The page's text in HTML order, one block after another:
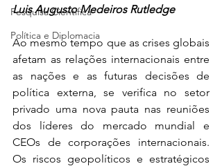
Pesquisa Científica
Política e Diplomacia
Luis Augusto Medeiros Rutledge
Ao mesmo tempo que as crises globais
afetam as relações internacionais entre
as nações e as futuras decisões de
política externa, se verifica no setor
privado uma nova pauta nas reuniões
dos líderes do mercado mundial e
CEOs de corporações internacionais.
Os riscos geopolíticos e estratégicos